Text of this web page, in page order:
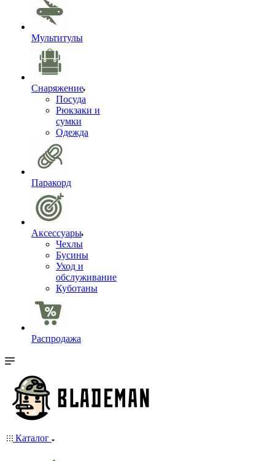
Мультитулы
Снаряжение
Посуда
Рюкзаки и
сумки
Одежда
Паракорд
Аксессуары
Чехлы
Бусины
Уход и
обслуживание
Куботаны
Распродажа
Каталог